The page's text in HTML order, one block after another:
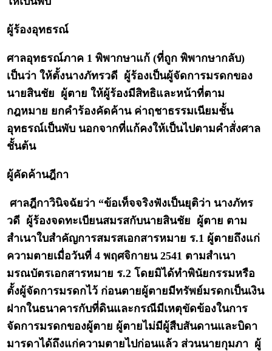
ผู้ร้องอุทธรณ์
ศาลอุทธรณ์ภาค 1 พิพากษาแก้ (ที่ถูก พิพากษากลับ)
เป็นว่า ให้ตั้งนางภัทรวดี ผู้ร้องเป็นผู้จัดการมรดกของ
นายสินชัย ผู้ตาย ให้ผู้ร้องมีสิทธิและหน้าที่ตาม
กฎหมาย ยกคำร้องคัดค้าน ค่าฤชาธรรมเนียมชั้น
อุทธรณ์เป็นพับ นอกจากที่แก้คงให้เป็นไปตามคำสั่งศาล
ชั้นต้น
ผู้คัดค้านฎีกา
ศาลฎีกาวินิจฉัยว่า “ข้อเท็จจริงฟังเป็นยุติว่า นางภัทร
วดี ผู้ร้องจดทะเบียนสมรสกับนายสินชัย ผู้ตาย ตาม
สำเนาใบสำคัญการสมรสเอกสารหมาย ร.1 ผู้ตายถึงแก่
ความตายเมื่อวันที่ 4 พฤศจิกายน 2541 ตามสำเนา
มรณบัตรเอกสารหมาย ร.2 โดยมิได้ทำพินัยกรรมหรือ
ตั้งผู้จัดการมรดกไว้ ก่อนตายผู้ตายมีทรัพย์มรดกเป็นเงิน
ฝากในธนาคารกับที่ดินและกรณีมีเหตุขัดข้องในการ
จัดการมรดกของผู้ตาย ผู้ตายไม่มีผู้สืบสันดานและบิดา
มารดาได้ถึงแก่ความตายไปก่อนแล้ว ส่วนนายกุมภา ผู้